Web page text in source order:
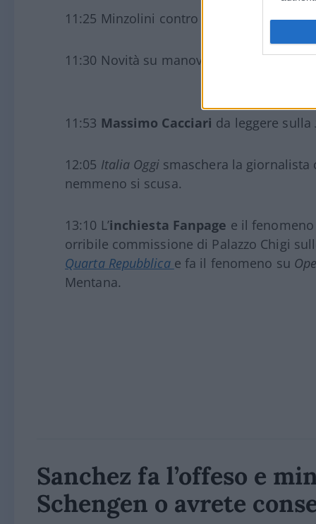
11:25 Minzolini contro Lamorgese (ma
11:30 Novità su manovra e cartelle.
11:53 Massimo Cacciari da leggere sulla
12:05 Italia Oggismaschera la giornalista
nemmeno si scusa.
13:10 L’inchiesta Fanpage e il fenomeno
orribile commissione di Palazzo Chigi
Quarta Repubblica e fa il fenomeno su
Mentana.
Sanchez fa l’offeso e
Schengen o avrete